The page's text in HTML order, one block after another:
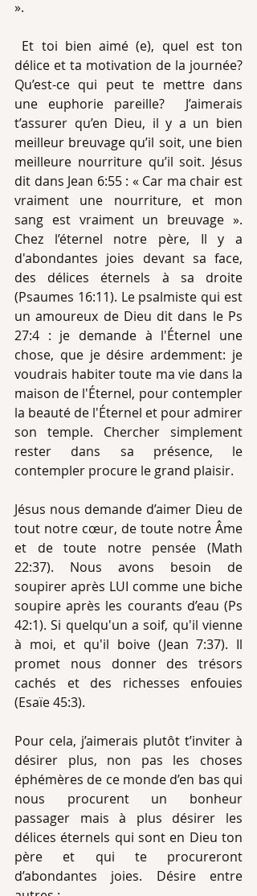
».
délice et ta motivation de la journée?
Qu’est-ce qui peut te mettre dans
une euphorie pareille?  J’aimerais
t’assurer qu’en Dieu, il y a un bien
meilleur breuvage qu’il soit, une bien
meilleure nourriture qu’il soit. Jésus
dit dans Jean 6:55 : « Car ma chair est
vraiment une nourriture, et mon
sang est vraiment un breuvage ».
Chez l’éternel notre père, Il y a
d'abondantes joies devant sa face,
des délices éternels à sa droite
(Psaumes 16:11). Le psalmiste qui est
un amoureux de Dieu dit dans le Ps
27:4 : je demande à l'Éternel une
chose, que je désire ardemment: je
voudrais habiter toute ma vie dans la
maison de l'Éternel, pour contempler
la beauté de l'Éternel et pour admirer
son temple. Chercher simplement
rester dans sa présence, le
contempler procure le grand plaisir.
Jésus nous demande d’aimer Dieu de
tout notre cœur, de toute notre Âme
et de toute notre pensée (Math
22:37). Nous avons besoin de
soupirer après LUI comme une biche
soupire après les courants d’eau (Ps
42:1). Si quelqu'un a soif, qu'il vienne
à moi, et qu'il boive (Jean 7:37). Il
promet nous donner des trésors
cachés et des richesses enfouies
(Esaïe 45:3).
Pour cela, j’aimerais plutôt t’inviter à
désirer plus, non pas les choses
éphémères de ce monde d’en bas qui
nous procurent un bonheur
passager mais à plus désirer les
délices éternels qui sont en Dieu ton
père et qui te procureront
d’abondantes joies. Désire entre